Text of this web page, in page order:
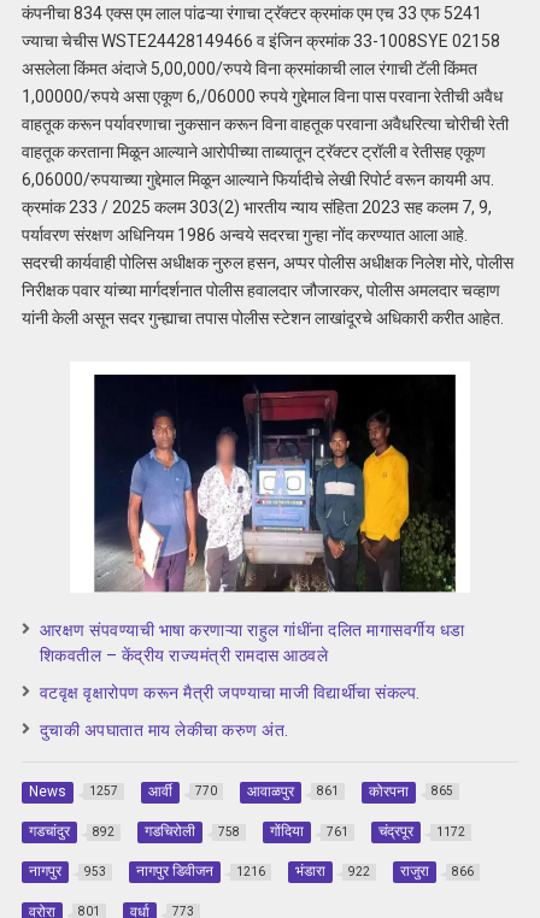
कंपनीचा 834 एक्स एम लाल पांढऱ्या रंगाचा ट्रॅक्टर क्रमांक एम एच 33 एफ 5241
ज्याचा चेचीस WSTE24428149466 व इंजिन क्रमांक 33-1008SYE 02158
असलेला किंमत अंदाजे 5,00,000/रुपये विना क्रमांकाची लाल रंगाची टॅली किंमत
1,00000/रुपये असा एकूण 6,/06000 रुपये गुद्देमाल विना पास परवाना रेतीची अवैध
वाहतूक करून पर्यावरणाचा नुकसान करून विना वाहतूक परवाना अवैधरित्या चोरीची रेती
वाहतूक करताना मिळून आल्याने आरोपीच्या ताब्यातून ट्रॅक्टर ट्रॉली व रेतीसह एकूण
6,06000/रुपयाच्या गुद्देमाल मिळून आल्याने फिर्यादीचे लेखी रिपोर्ट वरून कायमी अप.
क्रमांक 233 / 2025 कलम 303(2) भारतीय न्याय संहिता 2023 सह कलम 7, 9,
पर्यावरण संरक्षण अधिनियम 1986 अन्वये सदरचा गुन्हा नोंद करण्यात आला आहे.
सदरची कार्यवाही पोलिस अधीक्षक नुरुल हसन, अप्पर पोलीस अधीक्षक निलेश मोरे, पोलीस
निरीक्षक पवार यांच्या मार्गदर्शनात पोलीस हवालदार जौजारकर, पोलीस अमलदार चव्हाण
यांनी केली असून सदर गुन्ह्याचा तपास पोलीस स्टेशन लाखांदूरचे अधिकारी करीत आहेत.
आरक्षण संपवण्याची भाषा करणाऱ्या राहुल गांधींना दलित मागासवर्गीय धडा
शिकवतील – केंद्रीय राज्यमंत्री रामदास आठवले
वटवृक्ष वृक्षारोपण करून मैत्री जपण्याचा माजी विद्यार्थीचा संकल्प.
दुचाकी अपघातात माय लेकीचा करुण अंत.
News 1257 आर्वी 770 आवाळपुर 861 कोरपना 865
गडचांदुर 892 गडचिरोली 758 गोंदिया 761 चंद्रपूर 1172
नागपुर 953 नागपुर डिवीजन 1216 भंडारा 922 राजुरा 866
वरोरा 801 वर्धा 773